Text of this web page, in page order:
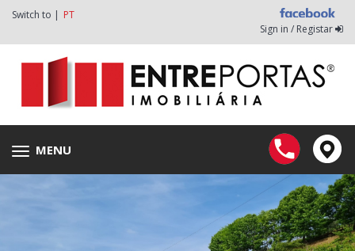
Switch to | PT
Sign in / Registar
Toggle
navigation
MENU